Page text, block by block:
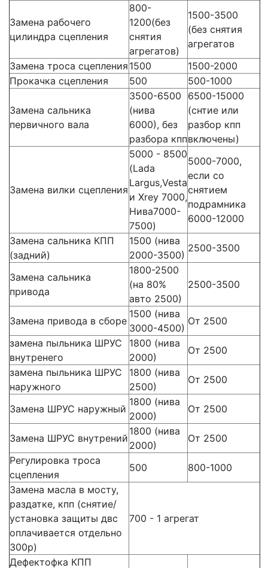
Замена рабочего
цилиндра сцепления
800-
1200(без
снятия
агрегатов)
1500-3500
(без снятия
агрегатов
Замена троса сцепления 1500
1500-2000
Прокачка сцепления
500 500-1000
Замена сальника
первичного вала
3500-6500
(нива
6000), без
разбора кпп
6500-15000
(снтие или
разбор кпп
включены)
Замена вилки сцепления
5000 - 8500
(Lada
Largus,Vesta
и Xrey 7000,
Нива7000-
7500)
5000-7000,
если со
снятием
подрамника
6000-12000
Замена сальника КПП
(задний)
1500 (нива
2000-3500)
2500-3500
Замена сальника
привода
1800-2500
(на 80%
авто 2500)
2500-3500
Замена привода в сборе
1500 (нива
3000-4500)
От 2500
замена пыльника ШРУС
внутренего
1800 (нива
2000)
От 2500
замена пыльника ШРУС
наружного
1800 (нива
2500)
От 2500
Замена ШРУС наружный
1800 (нива
2000)
От 2500
Замена ШРУС внутрений
1800 (нива
2000)
От 2500
Регулировка троса
сцепления
500
800-1000
Замена масла в мосту,
раздатке, кпп (снятие/
установка защиты двс
оплачивается отдельно
300р)
700 - 1 агрегат
Дефектофка КПП